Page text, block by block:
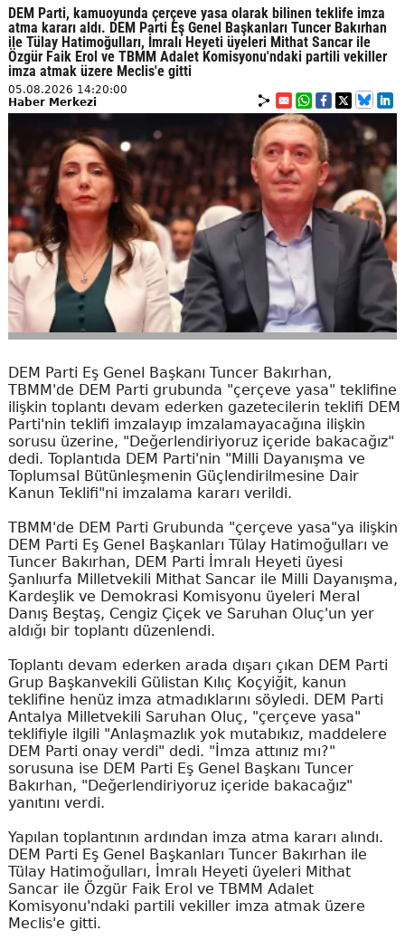
DEM Parti, kamuoyunda çerçeve yasa olarak bilinen teklife imza
atma kararı aldı. DEM Parti Eş Genel Başkanları Tuncer Bakırhan
ile Tülay Hatimoğulları, İmralı Heyeti üyeleri Mithat Sancar ile
Özgür Faik Erol ve TBMM Adalet Komisyonu'ndaki partili vekiller
imza atmak üzere Meclis'e gitti
05.08.2026 14:20:00
Haber Merkezi
DEM Parti Eş Genel Başkanı Tuncer Bakırhan,
TBMM'de DEM Parti grubunda "çerçeve yasa" teklifine
ilişkin toplantı devam ederken gazetecilerin teklifi DEM
Parti'nin teklifi imzalayıp imzalamayacağına ilişkin
sorusu üzerine, "Değerlendiriyoruz içeride bakacağız"
dedi. Toplantıda DEM Parti'nin "Milli Dayanışma ve
Toplumsal Bütünleşmenin Güçlendirilmesine Dair
Kanun Teklifi"ni imzalama kararı verildi.
TBMM'de DEM Parti Grubunda "çerçeve yasa"ya ilişkin
DEM Parti Eş Genel Başkanları Tülay Hatimoğulları ve
Tuncer Bakırhan, DEM Parti İmralı Heyeti üyesi
Şanlıurfa Milletvekili Mithat Sancar ile Milli Dayanışma,
Kardeşlik ve Demokrasi Komisyonu üyeleri Meral
Danış Beştaş, Cengiz Çiçek ve Saruhan Oluç'un yer
aldığı bir toplantı düzenlendi.
Toplantı devam ederken arada dışarı çıkan DEM Parti
Grup Başkanvekili Gülistan Kılıç Koçyiğit, kanun
teklifine henüz imza atmadıklarını söyledi. DEM Parti
Antalya Milletvekili Saruhan Oluç, "çerçeve yasa"
teklifiyle ilgili "Anlaşmazlık yok mutabıkız, maddelere
DEM Parti onay verdi" dedi. "İmza attınız mı?"
sorusuna ise DEM Parti Eş Genel Başkanı Tuncer
Bakırhan, "Değerlendiriyoruz içeride bakacağız"
yanıtını verdi.
Yapılan toplantının ardından imza atma kararı alındı.
DEM Parti Eş Genel Başkanları Tuncer Bakırhan ile
Tülay Hatimoğulları, İmralı Heyeti üyeleri Mithat
Sancar ile Özgür Faik Erol ve TBMM Adalet
Komisyonu'ndaki partili vekiller imza atmak üzere
Meclis'e gitti.